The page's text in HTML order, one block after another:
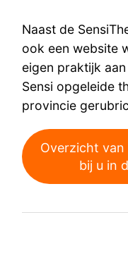
Naast de
ook een website
eigen praktijk
Sensi opgeleide
provincie
Overzicht van
bij u in